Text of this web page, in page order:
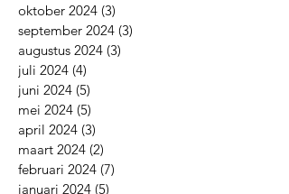
november 2024 (5)5 posts
oktober 2024
(3)3 posts
september 2024 (3)
augustus 2024
juli 2024
(4)4 posts
juni 2024 (5)5 posts
mei 2024 (5) 5 posts
april 2024 (3) 3 posts
maart 2024
(2)2 posts